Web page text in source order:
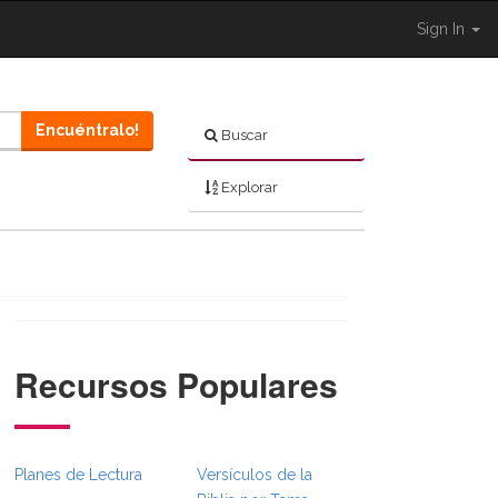
Sign In
Buscar
Explorar
Encuéntralo!
}} }}
Recursos Populares
Planes de Lectura
Versículos de la